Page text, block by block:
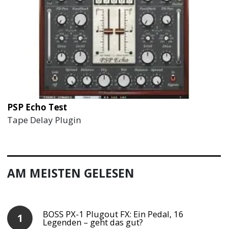
PSP Echo Test
Tape Delay Plugin
AM MEISTEN GELESEN
BOSS PX-1 Plugout FX: Ein Pedal, 16
Legenden – geht das gut?